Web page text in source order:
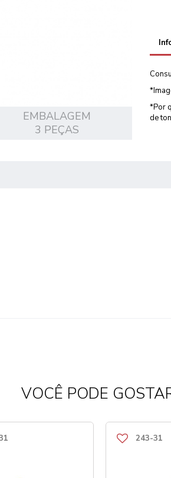
EMBALAGEM
3 PEÇAS
*Por
de
VOCÊ PODE
243-31